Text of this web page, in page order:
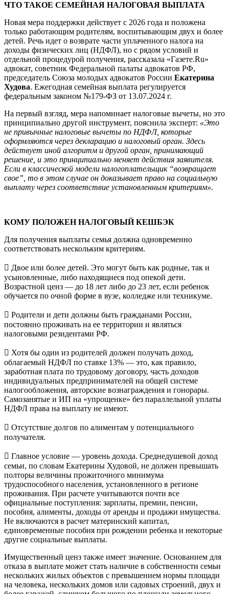
ЧТО ТАКОЕ СЕМЕЙНАЯ НАЛОГОВАЯ ВЫПЛАТА
Новая мера поддержки действует с 2026 года и положена
только работающим родителям, воспитывающим двух и более
детей. Речь идет о возврате части уплаченного налога на
доходы физических лиц (НДФЛ), но с рядом условий и
отдельной процедурой получения, рассказала «Газете.Ru»
адвокат, советник Федеральной палаты адвокатов РФ,
председатель Союза молодых адвокатов России Екатерина
Худова. Ежегодная семейная выплата регулируется
федеральным законом №179-ФЗ от 13.07.2024 г.
На первый взгляд, мера напоминает налоговые вычеты, но это
принципиально другой инструмент, пояснила эксперт: «Это
не привычные налоговые вычеты по НДФЛ, которые
оформляются через декларацию и налоговый орган. Здесь
действует иной алгоритм и другой орган, принимающий
решение, и это принципиально меняет действия заявителя.
Если в классической модели налогоплательщик “возвращает
свое”, то в этом случае он доказывает право на социальную
выплату через соответствие установленным критериям».
КОМУ ПОЛОЖЕН НАЛОГОВЫЙ КЕШБЭК
Для получения выплаты семья должна одновременно
соответствовать нескольким критериям.
 Двое или более детей. Это могут быть как родные, так и
усыновленные, либо находящиеся под опекой дети.
Возрастной ценз — до 18 лет либо до 23 лет, если ребенок
обучается по очной форме в вузе, колледже или техникуме.
 Родители и дети должны быть гражданами России,
постоянно проживать на ее территории и являться
налоговыми резидентами РФ.
 Хотя бы один из родителей должен получать доход,
облагаемый НДФЛ по ставке 13% — это, как правило,
заработная плата по трудовому договору, часть доходов
индивидуальных предпринимателей на общей системе
налогообложения, авторские вознаграждения и гонорары.
Самозанятые и ИП на «упрощенке» без параллельной уплаты
НДФЛ права на выплату не имеют.
 Отсутствие долгов по алиментам у потенциального
получателя.
 Главное условие — уровень дохода. Среднедушевой доход
семьи, по словам Екатерины Худовой, не должен превышать
полторы величины прожиточного минимума
трудоспособного населения, установленного в регионе
проживания. При расчете учитываются почти все
официальные поступления: зарплаты, премии, пенсии,
пособия, алименты, доходы от аренды и продажи имущества.
Не включаются в расчет материнский капитал,
единовременные пособия при рождении ребенка и некоторые
другие социальные выплаты.
Имущественный ценз также имеет значение. Основанием для
отказа в выплате может стать наличие в собственности семьи
нескольких жилых объектов с превышением нормы площади
на человека, нескольких домов или садовых строений, двух и